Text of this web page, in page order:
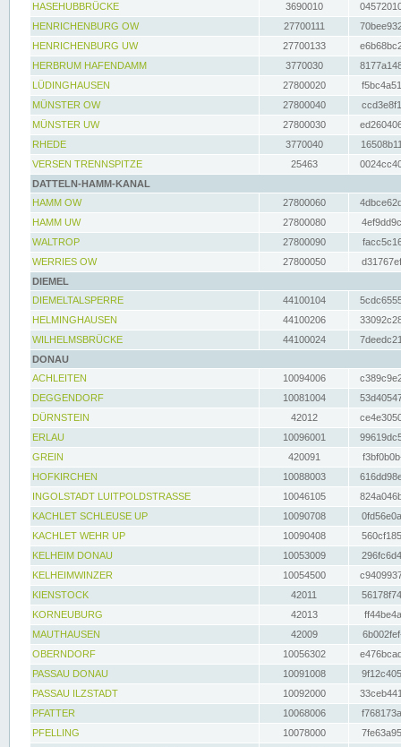
HASEHUBBRÜCKE
3690010
HENRICHENBURG OW
27700111
HENRICHENBURG UW
27700133
HERBRUM HAFENDAMM
3770030
LÜDINGHAUSEN
27800020
MÜNSTER OW
27800040
MÜNSTER UW
27800030
RHEDE
3770040
VERSEN TRENNSPITZE
25463
DATTELN-HAMM-KANAL
HAMM OW
27800060
HAMM UW
27800080
WALTROP
27800090
WERRIES OW
27800050
DIEMEL
DIEMELTALSPERRE
44100104
HELMINGHAUSEN
44100206
WILHELMSBRÜCKE
44100024
DONAU
ACHLEITEN
10094006
DEGGENDORF
10081004
DÜRNSTEIN
42012
ERLAU
10096001
GREIN
420091
HOFKIRCHEN
10088003
INGOLSTADT LUITPOLDSTRASSE
10046105
KACHLET SCHLEUSE UP
10090708
KACHLET WEHR UP
10090408
KELHEIM DONAU
10053009
KELHEIMWINZER
10054500
KIENSTOCK
42011
KORNEUBURG
42013
MAUTHAUSEN
42009
OBERNDORF
10056302
PASSAU DONAU
10091008
PASSAU ILZSTADT
10092000
PFATTER
10068006
PFELLING
10078000